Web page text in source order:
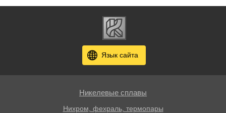
Язык сайта
Никелевые сплавы
Нихром, фехраль, термопары